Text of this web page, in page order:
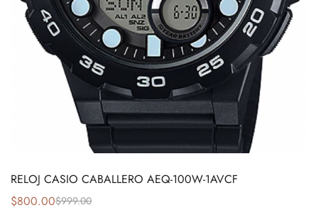
RELOJ CASIO CABALLERO AEQ-100W-1AVCF
$999.00
$800.00